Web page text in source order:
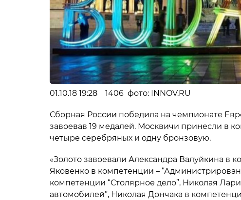
01.10.18 19:28 1406 фото: INNOV.RU
Сборная России победила на чемпионате
завоевав 19 медалей. Москвичи принесли в
четыре серебряных и одну бронзовую.
«Золото завоевали Александра Валуйкина в
Яковенко в компетенции –
компетенции “Столярное дело”, Николая
автомобилей”, Николая Дончака в